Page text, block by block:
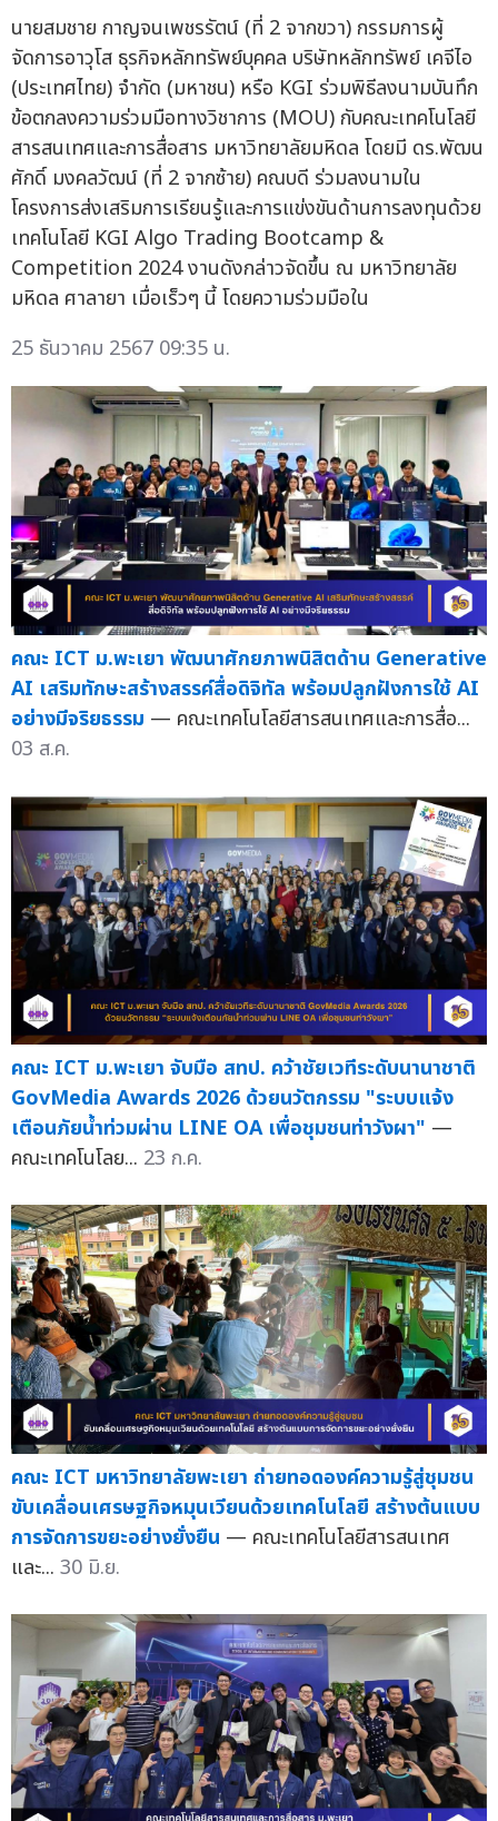
นายสมชาย กาญจนเพชรรัตน์ (ที่ 2 จากขวา) กรรมการผู้
จัดการอาวุโส ธุรกิจหลักทรัพย์บุคคล บริษัทหลักทรัพย์ เคจีไอ
(ประเทศไทย) จำกัด (มหาชน) หรือ KGI ร่วมพิธีลงนามบันทึก
ข้อตกลงความร่วมมือทางวิชาการ (MOU) กับคณะเทคโนโลยี
สารสนเทศและการสื่อสาร มหาวิทยาลัยมหิดล โดยมี ดร.พัฒน
ศักดิ์ มงคลวัฒน์ (ที่ 2 จากซ้าย) คณบดี ร่วมลงนามใน
โครงการส่งเสริมการเรียนรู้และการแข่งขันด้านการลงทุนด้วย
เทคโนโลยี KGI Algo Trading Bootcamp &
Competition 2024 งานดังกล่าวจัดขึ้น ณ มหาวิทยาลัย
มหิดล ศาลายา เมื่อเร็วๆ นี้ โดยความร่วมมือใน
25 ธันวาคม 2567 09:35 น.
คณะ ICT ม.พะเยา พัฒนาศักยภาพนิสิตด้าน Generative
AI เสริมทักษะสร้างสรรค์สื่อดิจิทัล พร้อมปลูกฝังการใช้ AI
อย่างมีจริยธรรม — คณะเทคโนโลยีสารสนเทศและการสื่อ...
03 ส.ค.
คณะ ICT ม.พะเยา จับมือ สทป. คว้าชัยเวทีระดับนานาชาติ
GovMedia Awards 2026 ด้วยนวัตกรรม "ระบบแจ้ง
เตือนภัยน้ำท่วมผ่าน LINE OA เพื่อชุมชนท่าวังผา" —
คณะเทคโนโลย... 23 ก.ค.
คณะ ICT มหาวิทยาลัยพะเยา ถ่ายทอดองค์ความรู้สู่ชุมชน
ขับเคลื่อนเศรษฐกิจหมุนเวียนด้วยเทคโนโลยี สร้างต้นแบบ
การจัดการขยะอย่างยั่งยืน — คณะเทคโนโลยีสารสนเทศ
และ... 30 มิ.ย.